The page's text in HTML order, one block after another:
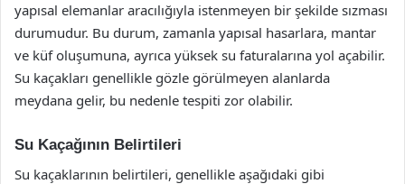
yapısal elemanlar aracılığıyla istenmeyen bir şekilde sızması
durumudur. Bu durum, zamanla yapısal hasarlara, mantar
ve küf oluşumuna, ayrıca yüksek su faturalarına yol açabilir.
Su kaçakları genellikle gözle görülmeyen alanlarda
meydana gelir, bu nedenle tespiti zor olabilir.
Su Kaçağının Belirtileri
Su kaçaklarının belirtileri, genellikle aşağıdaki gibi